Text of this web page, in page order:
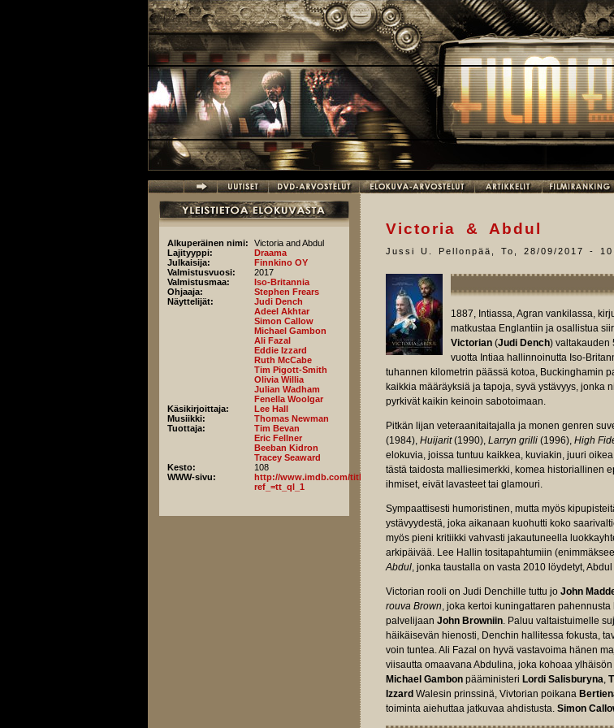
Alkuperäinen nimi:
Victoria and Abdul
Lajityyppi:
Draama
Julkaisija:
Finnkino OY
Valmistusvuosi:
2017
Valmistusmaa:
Iso-Britannia
Ohjaaja:
Stephen Frears
Näyttelijät:
Judi Dench
Adeel Akhtar
Simon Callow
Michael Gambon
Ali Fazal
Eddie Izzard
Ruth McCabe
Tim Pigott-Smith
Olivia Willia
Julian Wadham
Fenella Woolgar
Käsikirjoittaja:
Lee Hall
Musiikki:
Thomas Newman
Tuottaja:
Tim Bevan
Eric Fellner
Beeban Kidron
Tracey Seaward
Kesto:
108
WWW-sivu:
http://www.imdb.com/title/tt5816682/fullcredits?
ref_=tt_ql_1
Victoria & Abdul
Jussi U. Pellonpää To, 28/09/2017 -
1887, Intiassa, Agran vankilassa,
matkustaa Englantiin ja osallistua
Victorian (Judi Dench) valtakauden
vuotta Intiaa hallinnoinutta Iso-
tuhannen kilometrin päässä kotoa, Buckinghamin
kaikkia määräyksiä ja tapoja, syvä ystävyys, jonka
pyrkivät kaikin keinoin sabotoimaan.
Pitkän lijan veteraanitaitajalla ja monen genren
(1984), Huijarit(1990), Larryn grilli (1996), High
elokuvia, joissa tuntuu kaikkea, kuviakin, juuri
tästä taidosta malliesimerkki, komea historiallinen
ihmiset, eivät lavasteet tai glamouri.
Sympaattisesti humoristinen, mutta myös
ystävyydestä, joka aikanaan kuohutti koko
myös pieni kritiikki vahvasti jakautuneella
arkipäivää. Lee Hallin tositapahtumiin
Abdul, jonka taustalla on vasta 2010 löydetyt,
Victorian rooli on Judi Denchille tuttu jo John
rouva Brown, joka kertoi kuningattaren
palvelijaan John Browniin. Paluu valtaistuimelle
häikäisevän hienosti, Denchin hallitessa fokusta,
voin tuntea. Ali Fazal on hyvä vastavoima hänen
viisautta omaavana Abdulina, joka kohoaa
Michael Gambon pääministeri Lordi Salisburyna,
Izzard Walesin prinssinä, Vivtorian poikana
toiminta aiehuttaa jatkuvaa ahdistusta. Simon